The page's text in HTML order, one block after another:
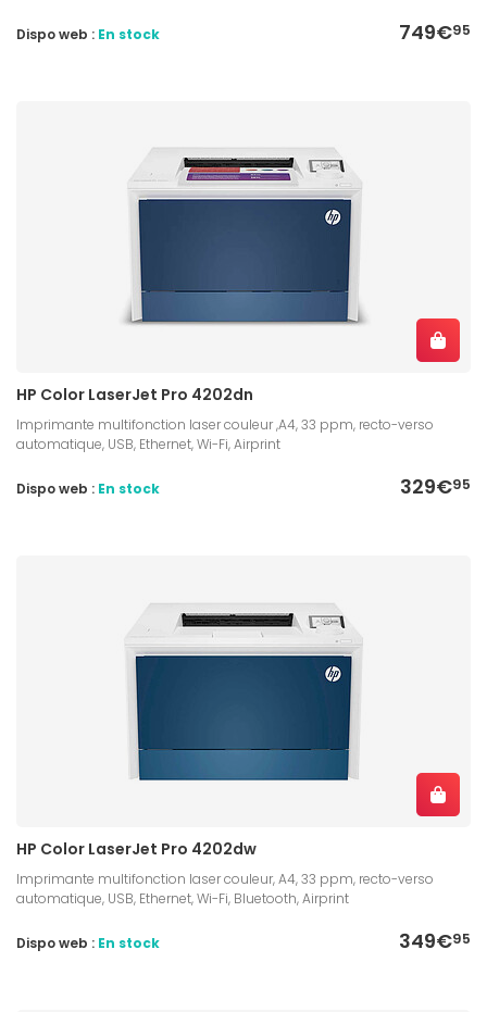
749€95
Dispo web : En stock
HP Color LaserJet Pro 4202dn
Imprimante multifonction laser couleur ,A4, 33 ppm, recto-verso
automatique, USB, Ethernet, Wi-Fi, Airprint
329€95
Dispo web : En stock
HP Color LaserJet Pro 4202dw
Imprimante multifonction laser couleur, A4, 33 ppm, recto-verso
automatique, USB, Ethernet, Wi-Fi, Bluetooth, Airprint
349€95
Dispo web : En stock